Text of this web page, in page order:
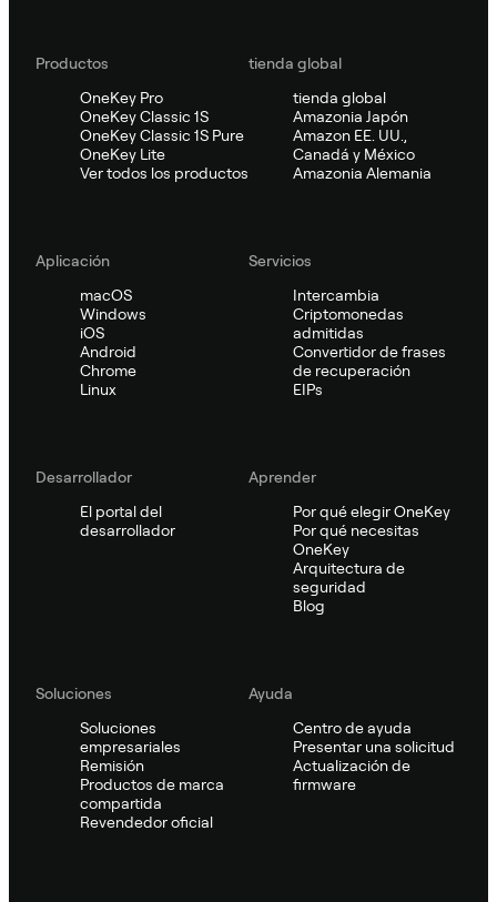
Productos
OneKey Pro
OneKey Classic 1S
OneKey Classic 1S Pure
OneKey Lite
Ver todos los productos
tienda global
tienda global
Amazonia Japón
Amazon EE. UU.,
Canadá y México
Amazonia Alemania
Aplicación
macOS
Windows
iOS
Android
Chrome
Linux
Servicios
Intercambia
Criptomonedas
admitidas
Convertidor de frases
de recuperación
EIPs
Desarrollador
El portal del
desarrollador
Aprender
Por qué elegir OneKey
Por qué necesitas
OneKey
Arquitectura de
seguridad
Blog
Soluciones
Soluciones
empresariales
Remisión
Productos de marca
compartida
Revendedor oficial
Ayuda
Centro de ayuda
Presentar una solicitud
Actualización de
firmware